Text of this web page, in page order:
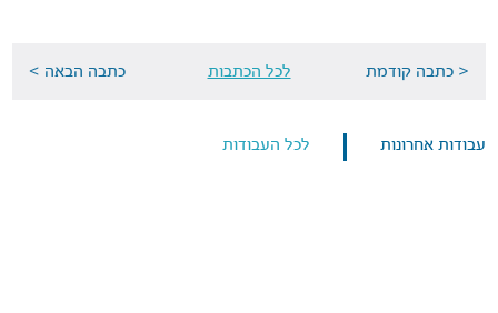
< כתבה קודמת לכל הכתבות כתבה הבאה >
עבודות אחרונות לכל העבודות